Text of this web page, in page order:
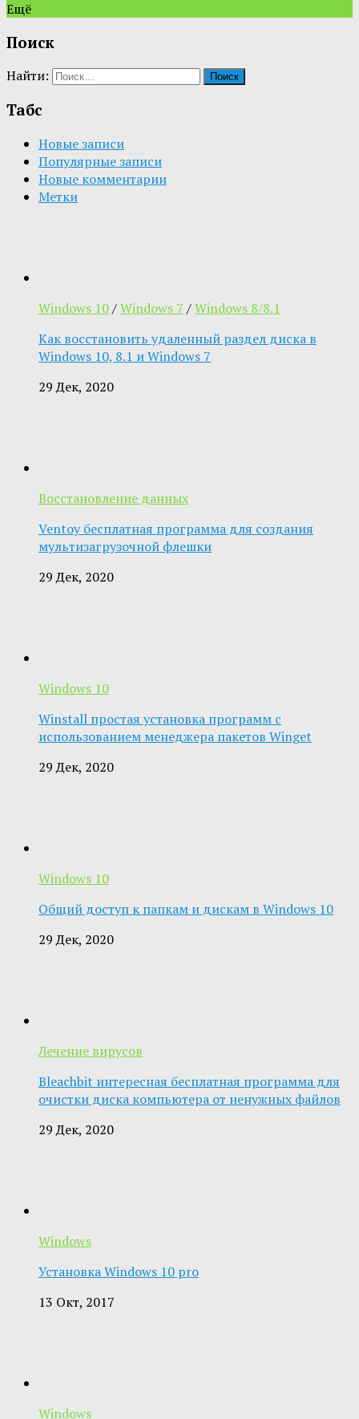
Ещё
Поиск
Найти:
Табс
Новые записи
Популярные записи
Новые комментарии
Метки
Windows 10/Windows 7 /Windows 8/8.1
Как восстановить удаленный раздел диска в
Windows 10, 8.1 и Windows 7
29 Дек, 2020
Восстановление данных
Ventoy бесплатная программа для создания
мультизагрузочной флешки
29 Дек, 2020
Windows 10
Winstall простая установка программ с
использованием менеджера пакетов Winget
29 Дек, 2020
Windows 10
Общий доступ к папкам и дискам в Windows 10
29 Дек, 2020
Лечение вирусов
Bleachbit интересная бесплатная программа для
очистки диска компьютера от ненужных файлов
29 Дек, 2020
Windows
Установка Windows 10 pro
13 Окт, 2017
Windows